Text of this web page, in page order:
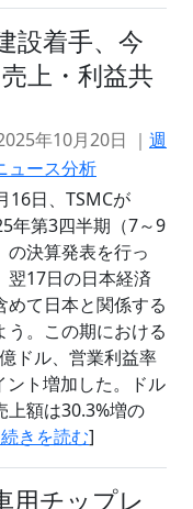
設着手、今
上・利益共
年10月20日 ｜ 週
ュース分析
16日、TSMCが
年第3四半期（7～9
の決算発表を行っ
翌17日の日本経済
めて日本と関係する
。この期における
ドル、営業利益率
ント増加した。ドル
上額は30.3%増の
きを読む]
用チップレ